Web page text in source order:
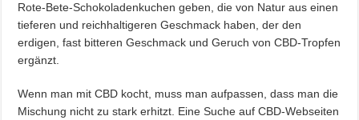
Rote-Bete-Schokoladenkuchen geben, die von Natur aus einen
tieferen und reichhaltigeren Geschmack haben, der den
erdigen, fast bitteren Geschmack und Geruch von CBD-Tropfen
ergänzt.
Wenn man mit CBD kocht, muss man aufpassen, dass man die
Mischung nicht zu stark erhitzt. Eine Suche auf CBD-Webseiten